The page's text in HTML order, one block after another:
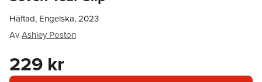
Häftad, Engelska, 2023
AvAshley Poston
229 kr